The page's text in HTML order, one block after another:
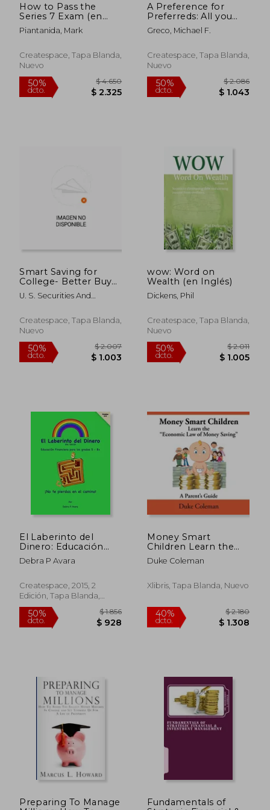
How to Pass the
Series 7 Exam (en
Inglés)
Piantanida, Mark
Createspace, Tapa Blanda,
Nuevo
50%
dcto.
A Preference for
Preferreds: All you
need to know about
investing in preferred
Greco, Michael F.
Createspace, Tapa Blanda,
Nuevo
50%
dcto.
Smart Saving for
College- Better Buy
Degrees (en Inglés)
U. S. Securities And
Createspace, Tapa Blanda,
Nuevo
wow: Word on
Wealth (en Inglés)
Dickens, Phil
Createspace, Tapa Blanda,
Nuevo
El Laberinto del
Dinero: Educación
Financiera Para los
Grados 5 - 8
Debra P Avara
Createspace, 2015, 2
Edición, Tapa Blanda,
Nuevo
Money Smart
Children Learn the
“Economic Law of
Money Saving: A
Duke Coleman
Xlibris, Tapa Blanda, Nuevo
Preparing To Manage
Fundamentals of